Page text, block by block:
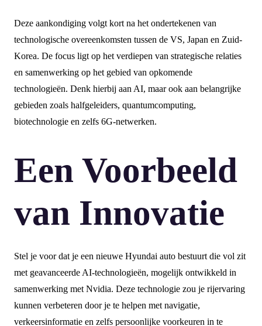
Deze aankondiging volgt kort na het ondertekenen van
technologische overeenkomsten tussen de VS, Japan en Zuid-
Korea. De focus ligt op het verdiepen van strategische relaties
en samenwerking op het gebied van opkomende
technologieën. Denk hierbij aan AI, maar ook aan belangrijke
gebieden zoals halfgeleiders, quantumcomputing,
biotechnologie en zelfs 6G-netwerken.
Een Voorbeeld
van Innovatie
Stel je voor dat je een nieuwe Hyundai auto bestuurt die vol zit
met geavanceerde AI-technologieën, mogelijk ontwikkeld in
samenwerking met Nvidia. Deze technologie zou je rijervaring
kunnen verbeteren door je te helpen met navigatie,
verkeersinformatie en zelfs persoonlijke voorkeuren in te